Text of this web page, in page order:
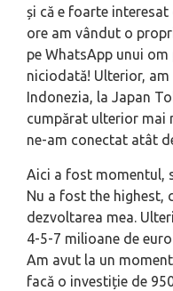
și că e foarte
ore am vândut o
pe WhatsApp unui om
niciodată! Ulterior,
Indonezia, la Japan
cumpărat ulterior mai
ne-am conectat atât
Aici a fost momentul,
Nu a fost the highest,
dezvoltarea mea.
4-5-7 milioane de
Am avut la un
facă o investiție de